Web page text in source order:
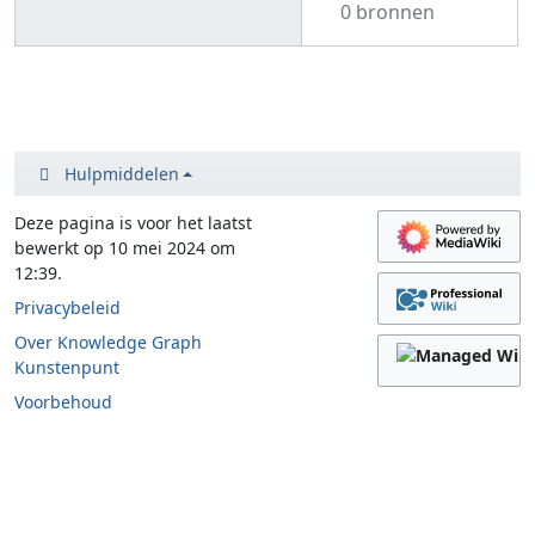
0 bronnen
Hulpmiddelen
Deze pagina is voor het laatst
bewerkt op 10 mei 2024 om
12:39.
Privacybeleid
Over Knowledge Graph
Kunstenpunt
Voorbehoud